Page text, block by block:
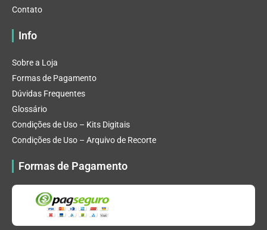
Contato
Info
Sobre a Loja
Formas de Pagamento
Dúvidas Frequentes
Glossário
Condições de Uso – Kits Digitais
Condições de Uso – Arquivo de Recorte
Formas de Pagamento